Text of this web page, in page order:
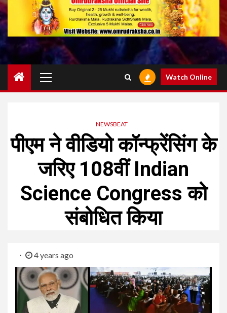
Menu
Watch Online
NEWSBEAT
पीएम ने वीडियो कॉन्फ्रेंसिंग के
जरिए 108वीं Indian
Science Congress को
संबोधित किया
4 years ago